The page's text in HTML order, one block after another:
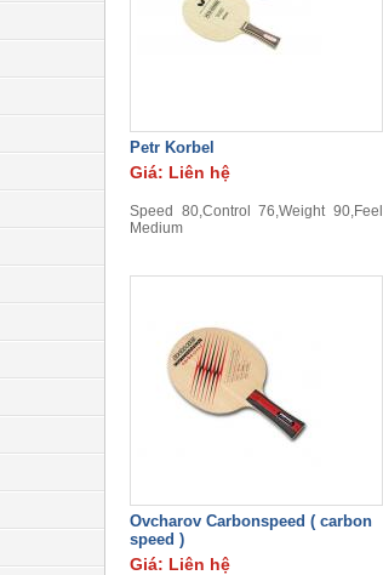
Petr Korbel
Giá: Liên hệ
Speed 80,Control 76,Weight 90,Feel
Medium
Ovcharov Carbonspeed ( carbon
speed )
Giá: Liên hệ